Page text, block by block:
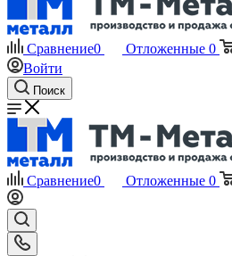
Сравнение0 Отложенные 0
Войти
Поиск
Сравнение0 Отложенные 0